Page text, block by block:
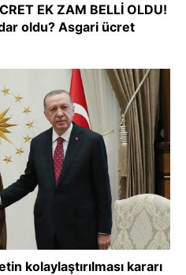
EK ZAM BELLİ OLDU!
oldu? Asgari ücret
kolaylaştırılması kararı